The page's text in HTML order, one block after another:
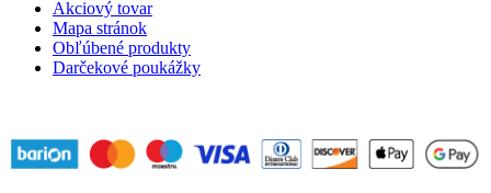
Akciový tovar
Mapa stránok
Obľúbené produkty
Darčekové poukážky